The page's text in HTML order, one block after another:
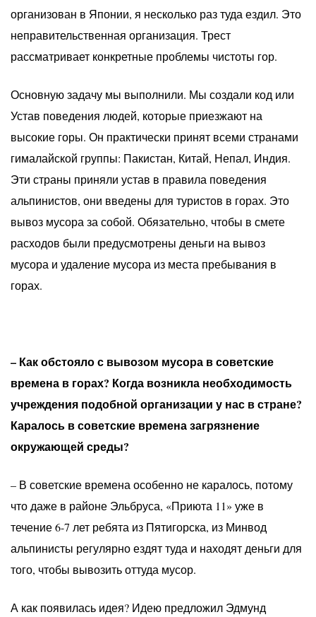
организован в Японии, я несколько раз туда ездил. Это
неправительственная организация. Трест
рассматривает конкретные проблемы чистоты гор.
Основную задачу мы выполнили. Мы создали код или
Устав поведения людей, которые приезжают на
высокие горы. Он практически принят всеми странами
гималайской группы: Пакистан, Китай, Непал, Индия.
Эти страны приняли устав в правила поведения
альпинистов, они введены для туристов в горах. Это
вывоз мусора за собой. Обязательно, чтобы в смете
расходов были предусмотрены деньги на вывоз
мусора и удаление мусора из места пребывания в
горах.
– Как обстояло с вывозом мусора в советские
времена в горах? Когда возникла необходимость
учреждения подобной организации у нас в стране?
Каралось в советские времена загрязнение
окружающей среды?
– В советские времена особенно не каралось, потому
что даже в районе Эльбруса, «Приюта 11» уже в
течение 6-7 лет ребята из Пятигорска, из Минвод
альпинисты регулярно ездят туда и находят деньги для
того, чтобы вывозить оттуда мусор.
А как появилась идея? Идею предложил Эдмунд